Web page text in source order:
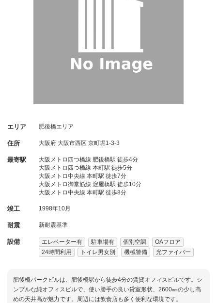
ご入居から10年以上経過した現在も快適にご利用いただいております。
エリア 肥後橋エリア
住所 大阪府 大阪市西区 京町堀1-3-3
最寄駅
大阪メトロ四つ橋線 肥後橋駅 徒歩4分
大阪メトロ四つ橋線 本町駅 徒歩5分
大阪メトロ中央線 本町駅 徒歩7分
大阪メトロ御堂筋線 淀屋橋駅 徒歩10分
大阪メトロ中央線 本町駅 徒歩8分
竣工 1998年10月
耐震 新耐震基準
設備 エレベーター有 駐車場有 個別空調
OAフロア
24時間利用
トイレ男女別 機械警備 光ファイバー
肥後橋パークビルは、肥後橋駅から徒歩4分の賃貸オフィスビルです。シ
ンプルな純オフィスビルで、使い勝手の良い貸室形状、2600㎜の少し高
めの天井高が魅力です。周辺には飲食店も多く便利な環境です。